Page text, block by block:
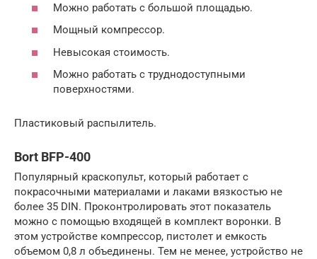
Можно работать с большой площадью.
Мощный компрессор.
Невысокая стоимость.
Можно работать с труднодоступными
поверхностями.
Пластиковый распылитель.
Bort BFP-400
Популярный краскопульт, который работает с
покрасочными материалами и лаками вязкостью не
более 35 DIN. Проконтролировать этот показатель
можно с помощью входящей в комплект воронки. В
этом устройстве компрессор, пистолет и емкость
объемом 0,8 л объединены. Тем не менее, устройство не